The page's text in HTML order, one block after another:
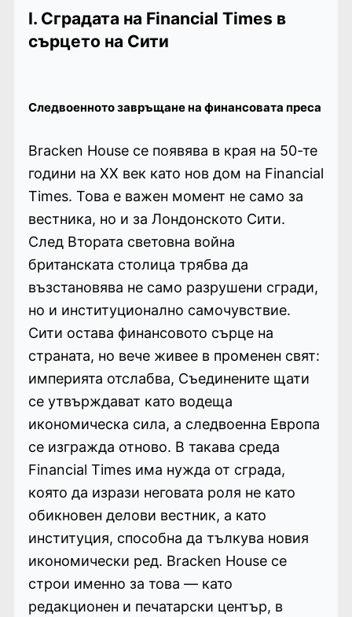
I. Сградата на Financial Times в
сърцето на Сити
Следвоенното завръщане на финансовата преса
Bracken House се появява в края на 50-те
години на XX век като нов дом на Financial
Times. Това е важен момент не само за
вестника, но и за Лондонското Сити.
След Втората световна война
британската столица трябва да
възстановява не само разрушени сгради,
но и институционално самочувствие.
Сити остава финансовото сърце на
страната, но вече живее в променен свят:
империята отслабва, Съединените щати
се утвърждават като водеща
икономическа сила, а следвоенна Европа
се изгражда отново. В такава среда
Financial Times има нужда от сграда,
която да изрази неговата роля не като
обикновен делови вестник, а като
институция, способна да тълкува новия
икономически ред. Bracken House се
строи именно за това — като
редакционен и печатарски център, в